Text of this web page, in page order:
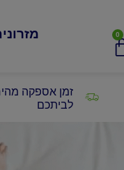
0
זמן אספקה
לביתכם